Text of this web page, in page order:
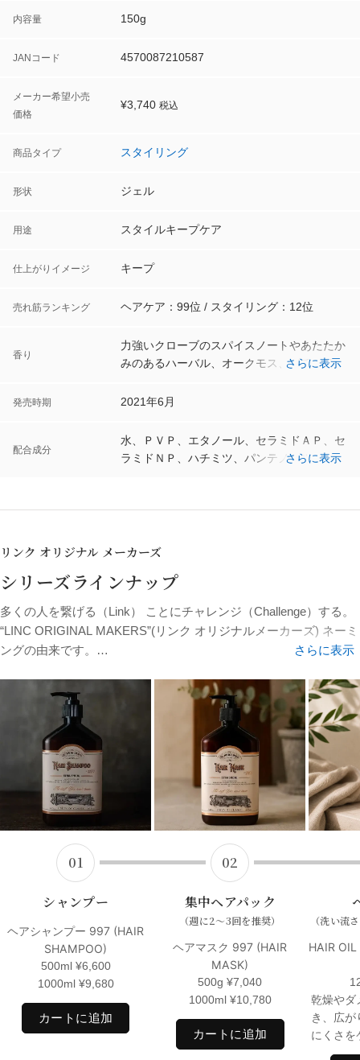
内容量 150g
JANコード 4570087210587
メーカー希望小売
価格
¥3,740 税込
商品タイプ スタイリング
形状 ジェル
用途 スタイルキープケア
仕上がりイメージ キープ
売れ筋ランキング ヘアケア：99位 スタイリング：12位
香り
力強いクローブのスパイスノートやあたたか
みのあるハーバル、オークモス、パチュリ、
アンバーの香り
さらに表示
発売時期 2021年6月
配合成分
水、ＰＶＰ、エタノール、セラミドＡＰ、セ
ラミドＮＰ、ハチミツ、パンテノール、ヒド
ータンパク、ユズ果実エキス、ローヤルゼリ
レーツ／アクリル酸アルキル（Ｃ１０－３
水添ヒマシ油、ＴＥＡ、安息香酸Ｎａ、メチ
さらに表示
リンク オリジナル メーカーズ
シリーズラインナップ
多くの人を繋げる（Link） ことにチャレンジ（Challenge）する。
“LINC ORIGINAL MAKERS”(リンク オリジナルメーカーズ) ネーミ
ングの由来です。
私たちが最も大切にしている想い、 それは『人と人を繋ぐ』こ
LINC productsを通した些細な会話がそのきっかけとなってほし
い、 心の底からそう願っています。
持っているだけで気分が高揚するレトロなデザイン。
国産への拘りと最新のスキンケア理論に基づいた成分配合。
“The stuff you canʼt leave“
私たちは、末長く愛される “あなたの必需品” をテーマに LINC
products を提供いたします。
さらに表示
01
シャンプー
ヘアシャンプー 997 (HAIR
SHAMPOO)
500ml ¥6,600
1000ml ¥9,680
カートに追加
02
集中ヘアパック
（週に2〜3回を推奨）
ヘアマスク 997 (HAIR
MASK)
500g¥7,040
1000ml ¥10,780
カートに追加
（洗い流
HAIR
乾燥やダ
き、広が
にくさを